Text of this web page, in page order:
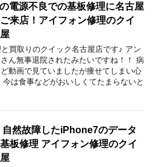
電源不良での基板修理に名古屋
来店！アイフォン修理のクイ
買取りのクイック名古屋店です♪ アン
さん無事退院されたみたいですね！！ 病
動画で見ていましたが痩せてしまい心
今は食事などがおいしくてたまらないと
自然故障したiPhone7のデータ
板修理 アイフォン修理のクイ